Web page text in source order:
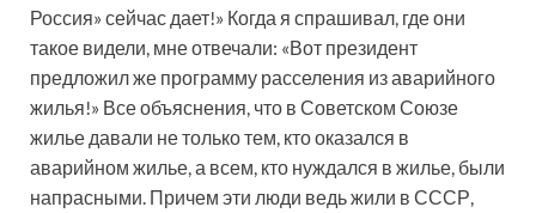
Россия» сейчас дает!» Когда я спрашивал, где они
такое видели, мне отвечали: «Вот президент
предложил же программу расселения из аварийного
жилья!» Все объяснения, что в Советском Союзе
жилье давали не только тем, кто оказался в
аварийном жилье, а всем, кто нуждался в жилье, были
напрасными. Причем эти люди ведь жили в СССР,